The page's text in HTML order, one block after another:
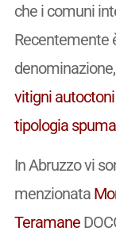
che i comuni
Recentemente
vitigni autoctoni
tipologia
In Abruzzo vi
menzionata
Teramane